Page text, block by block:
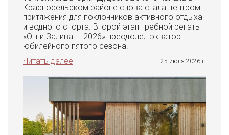
Красносельском районе снова стала центром
притяжения для поклонников активного отдыха
и водного спорта. Второй этап гребной регаты
«Огни Залива — 2026» преодолел экватор
юбилейного пятого сезона.
Читать далее
25 июля 2026 г.